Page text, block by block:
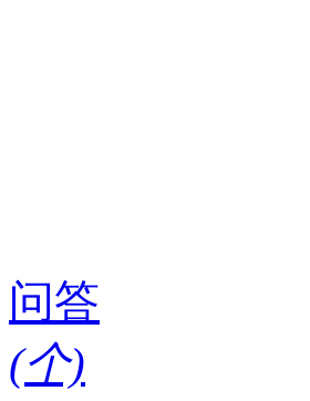
问答
(个)